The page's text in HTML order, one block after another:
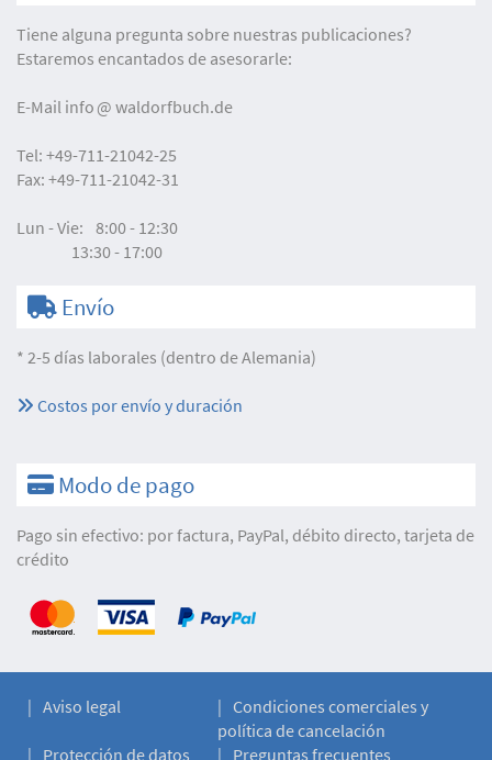
Tiene alguna pregunta sobre nuestras publicaciones?
Estaremos encantados de asesorarle:
E-Mail info waldorfbuch.de
Tel: +49-711-21042-25
Fax: +49-711-21042-31
Lun - Vie: 8:00 - 12:30
13:30 - 17:00
Envío
* 2-5 días laborales (dentro de Alemania)
Costos por envío y duración
Modo de pago
Pago sin efectivo: por factura, PayPal, débito directo, tarjeta de
crédito
Aviso legal
Condiciones comerciales y
política de cancelación
Protección de datos
Preguntas frecuentes